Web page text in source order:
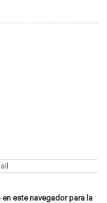
este navegador para la